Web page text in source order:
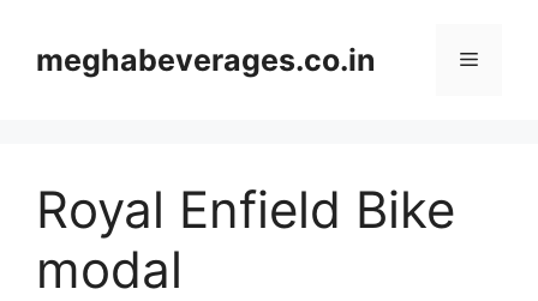
contentmeghabeverages.co.in Menu
Royal Enfield Bike
modal